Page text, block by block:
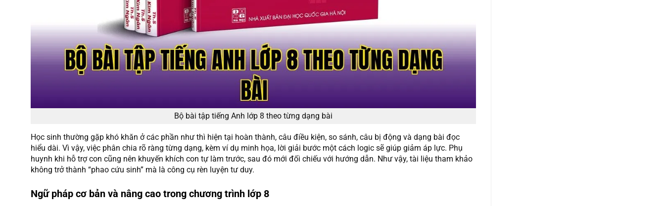
Bộ bài tập tiếng Anh lớp 8 theo từng dạng bài
Học sinh thường gặp khó khăn ở các phần như thì hiện tại hoàn thành, câu điều kiện, so sánh, câu bị động và dạng bài đọc
hiểu dài. Vì vậy, việc phân chia rõ ràng từng dạng, kèm ví dụ minh họa, lời giải bước một cách logic sẽ giúp giảm áp lực. Phụ
huynh khi hỗ trợ con cũng nên khuyến khích con tự làm trước, sau đó mới đối chiếu với hướng dẫn. Như vậy, tài liệu tham khảo
không trở thành “phao cứu sinh” mà là công cụ rèn luyện tư duy.
Ngữ pháp cơ bản và nâng cao trong chương trình lớp 8